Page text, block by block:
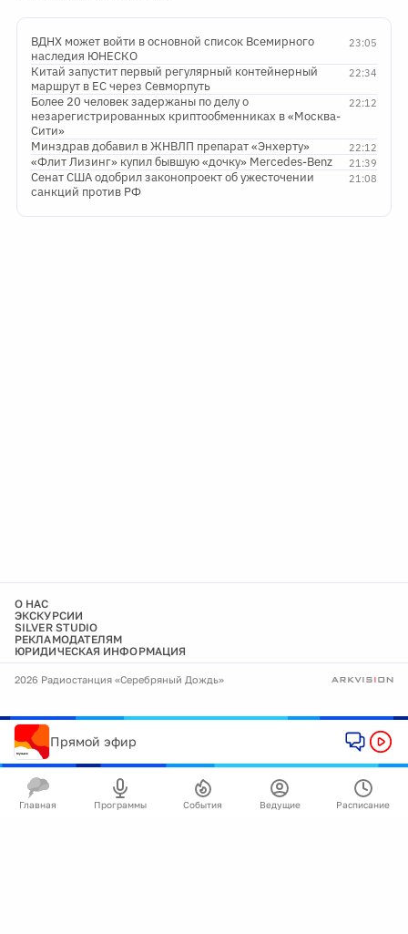
23:05
ВДНХ может войти в основной список Всемирного
наследия ЮНЕСКО
22:34
Китай запустит первый регулярный контейнерный
маршрут в ЕС через Севморпуть
22:12
Более 20 человек задержаны по делу о
незарегистрированных криптообменниках в «Москва-
Сити»
22:12
Минздрав добавил в ЖНВЛП препарат «Энхерту»
21:39
«Флит Лизинг» купил бывшую «дочку» Mercedes-Benz
21:08
Сенат США одобрил законопроект об ужесточении
санкций против РФ
О НАС
ЭКСКУРСИИ
SILVER STUDIO
РЕКЛАМОДАТЕЛЯМ
ЮРИДИЧЕСКАЯ ИНФОРМАЦИЯ
2026 Радиостанция «Серебряный Дождь»
Прямой эфир
Главная Программы События Ведущие Расписание